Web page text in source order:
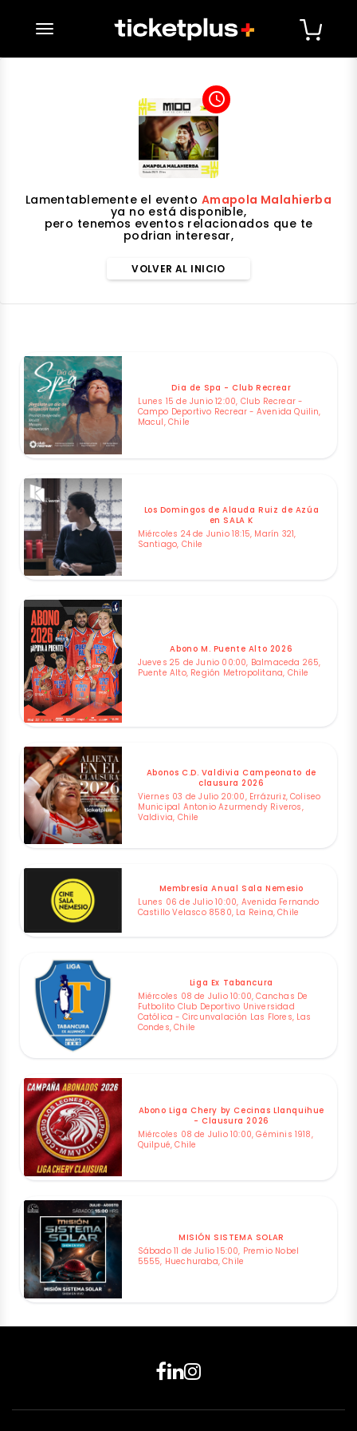
desplegar navegación
access_time
Lamentablemente el evento Amapola Malahierba
ya no está disponible,
pero tenemos eventos relacionados que te
podrian interesar,
VOLVER AL INICIO
Dia de Spa - Club Recrear
Lunes 15 de Junio 12:00, Club Recrear -
Campo Deportivo Recrear - Avenida Quilin,
Macul, Chile
Los Domingos de Alauda Ruiz de Azúa
en SALA K
Miércoles 24 de Junio 18:15, Marín 321,
Santiago, Chile
Abono M. Puente Alto 2026
Jueves 25 de Junio 00:00, Balmaceda 265,
Puente Alto, Región Metropolitana, Chile
Abonos C.D. Valdivia Campeonato de
clausura 2026
Viernes 03 de Julio 20:00, Errázuriz, Coliseo
Municipal Antonio Azurmendy Riveros,
Valdivia, Chile
Membresía Anual Sala Nemesio
Lunes 06 de Julio 10:00, Avenida Fernando
Castillo Velasco 8580, La Reina, Chile
Liga Ex Tabancura
Miércoles 08 de Julio 10:00, Canchas De
Futbolito Club Deportivo Universidad
Católica - Circunvalación Las Flores, Las
Condes, Chile
Abono Liga Chery by Cecinas Llanquihue
- Clausura 2026
Miércoles 08 de Julio 10:00, Géminis 1918,
Quilpué, Chile
MISIÓN SISTEMA SOLAR
Sábado 11 de Julio 15:00, Premio Nobel
5555, Huechuraba, Chile